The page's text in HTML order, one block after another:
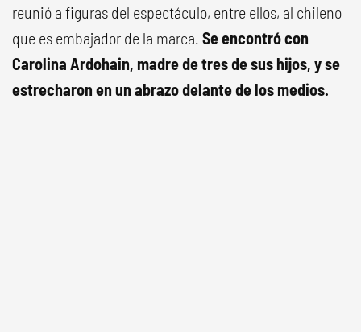
reunió a figuras del espectáculo, entre ellos, al chileno
que es embajador de la marca. Se encontró con
Carolina Ardohain, madre de tres de sus hijos, y se
estrecharon en un abrazo delante de los medios.